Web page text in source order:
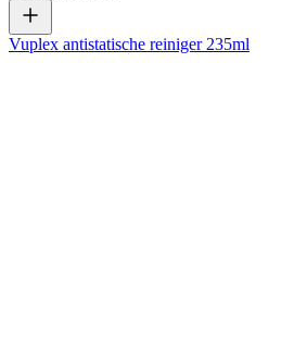
Vuplex antistatische reiniger 235ml